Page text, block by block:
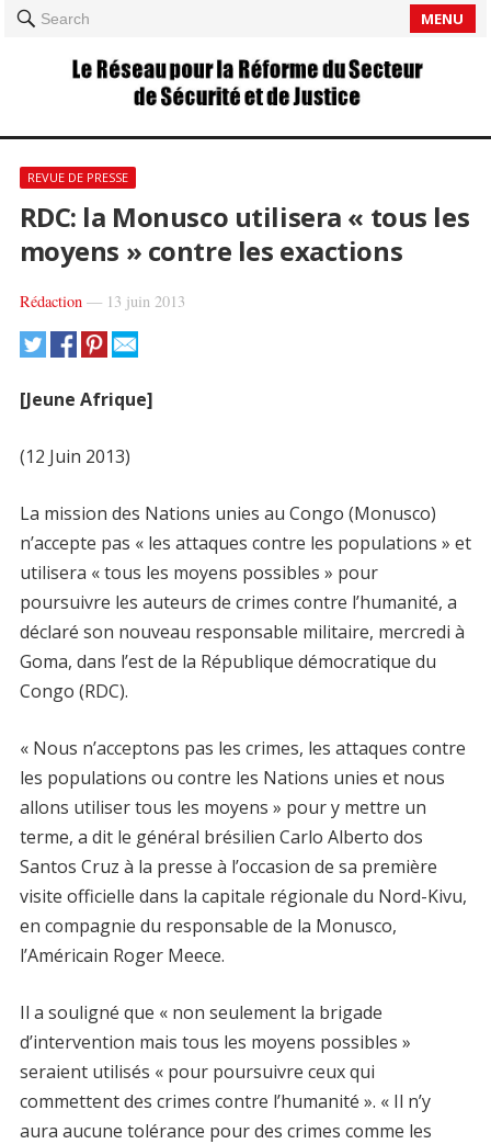
Search MENU
REVUE DE PRESSE
RDC: la Monusco utilisera « tous les
moyens » contre les exactions
Rédaction— 13 juin 2013
[Jeune Afrique]
(12 Juin 2013)
La mission des Nations unies au Congo (Monusco)
n’accepte pas « les attaques contre les populations » et
utilisera « tous les moyens possibles » pour
poursuivre les auteurs de crimes contre l’humanité, a
déclaré son nouveau responsable militaire, mercredi à
Goma, dans l’est de la République démocratique du
Congo (RDC).
« Nous n’acceptons pas les crimes, les attaques contre
les populations ou contre les Nations unies et nous
allons utiliser tous les moyens » pour y mettre un
terme, a dit le général brésilien Carlo Alberto dos
Santos Cruz à la presse à l’occasion de sa première
visite officielle dans la capitale régionale du Nord-Kivu,
en compagnie du responsable de la Monusco,
l’Américain Roger Meece.
Il a souligné que « non seulement la brigade
d’intervention mais tous les moyens possibles »
seraient utilisés « pour poursuivre ceux qui
commettent des crimes contre l’humanité ». « Il n’y
aura aucune tolérance pour des crimes comme les